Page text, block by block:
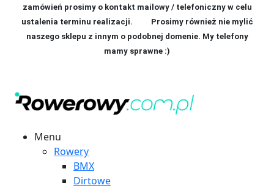
zamówień prosimy o kontakt mailowy / telefoniczny w celu
ustalenia terminu realizacji. Prosimy również nie mylić
naszego sklepu z innym o podobnej domenie. My telefony
mamy sprawne :)
Menu
Rowery
BMX
Dirtowe